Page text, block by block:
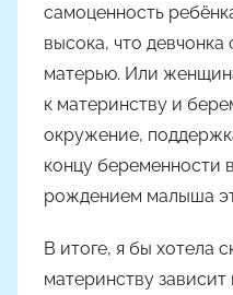
самоценность
высока, что девчонка
матерью. Или
к материнству и
окружение,
концу беременности
рождением малыша
В итоге, я бы хотела
материнству